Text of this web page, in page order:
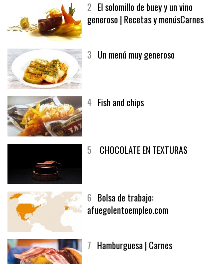
2 El solomillo de buey y un vino
generoso | Recetas y menúsCarnes
3 Un menú muy generoso
4 Fish and chips
5 CHOCOLATE EN TEXTURAS
6 Bolsa de trabajo:
afuegolentoempleo.com
7 Hamburguesa | Carnes